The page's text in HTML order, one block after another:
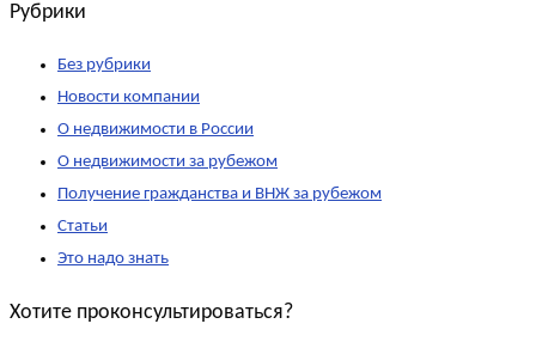
Рубрики
Без рубрики
Новости компании
О недвижимости в России
О недвижимости за рубежом
Получение гражданства и ВНЖ за рубежом
Статьи
Это надо знать
Хотите проконсультироваться?